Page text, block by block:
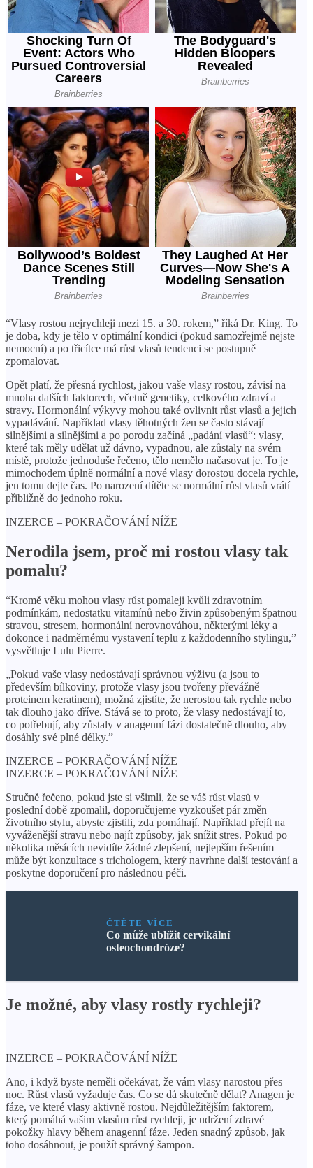
“Vlasy rostou nejrychleji mezi 15. a 30. rokem,” říká Dr. King. To
je doba, kdy je tělo v optimální kondici (pokud samozřejmě nejste
nemocní) a po třicítce má růst vlasů tendenci se postupně
zpomalovat.
Opět platí, že přesná rychlost, jakou vaše vlasy rostou, závisí na
mnoha dalších faktorech, včetně genetiky, celkového zdraví a
stravy. Hormonální výkyvy mohou také ovlivnit růst vlasů a jejich
vypadávání. Například vlasy těhotných žen se často stávají
silnějšími a silnějšími a po porodu začíná „padání vlasů“: vlasy,
které tak měly udělat už dávno, vypadnou, ale zůstaly na svém
místě, protože jednoduše řečeno, tělo nemělo načasovat je. To je
mimochodem úplně normální a nové vlasy dorostou docela rychle,
jen tomu dejte čas. Po narození dítěte se normální růst vlasů vrátí
přibližně do jednoho roku.
INZERCE – POKRAČOVÁNÍ NÍŽE
Nerodila jsem, proč mi rostou vlasy tak
pomalu?
“Kromě věku mohou vlasy růst pomaleji kvůli zdravotním
podmínkám, nedostatku vitamínů nebo živin způsobeným špatnou
stravou, stresem, hormonální nerovnováhou, některými léky a
dokonce i nadměrnému vystavení teplu z každodenního stylingu,”
vysvětluje Lulu Pierre.
„Pokud vaše vlasy nedostávají správnou výživu (a jsou to
především bílkoviny, protože vlasy jsou tvořeny převážně
proteinem keratinem), možná zjistíte, že nerostou tak rychle nebo
tak dlouho jako dříve. Stává se to proto, že vlasy nedostávají to,
co potřebují, aby zůstaly v anagenní fázi dostatečně dlouho, aby
dosáhly své plné délky.”
INZERCE – POKRAČOVÁNÍ NÍŽE
INZERCE – POKRAČOVÁNÍ NÍŽE
Stručně řečeno, pokud jste si všimli, že se váš růst vlasů v
poslední době zpomalil, doporučujeme vyzkoušet pár změn
životního stylu, abyste zjistili, zda pomáhají. Například přejít na
vyváženější stravu nebo najít způsoby, jak snížit stres. Pokud po
několika měsících nevidíte žádné zlepšení, nejlepším řešením
může být konzultace s trichologem, který navrhne další testování a
poskytne doporučení pro následnou péči.
ČTĚTE VÍCE
Co může ublížit cervikální
osteochondróze?
Je možné, aby vlasy rostly rychleji?
INZERCE – POKRAČOVÁNÍ NÍŽE
Ano, i když byste neměli očekávat, že vám vlasy narostou přes
noc. Růst vlasů vyžaduje čas. Co se dá skutečně dělat? Anagen je
fáze, ve které vlasy aktivně rostou. Nejdůležitějším faktorem,
který pomáhá vašim vlasům růst rychleji, je udržení zdravé
pokožky hlavy během anagenní fáze. Jeden snadný způsob, jak
toho dosáhnout, je použít správný šampon.